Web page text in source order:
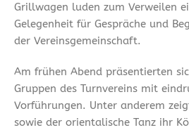
Grillwagen luden zum Verweilen
Gelegenheit für Gespräche und
der Vereinsgemeinschaft.
Am frühen Abend präsentierten
Gruppen des Turnvereins mit
Vorführungen. Unter anderem
sowie der orientalische Tanz ihr